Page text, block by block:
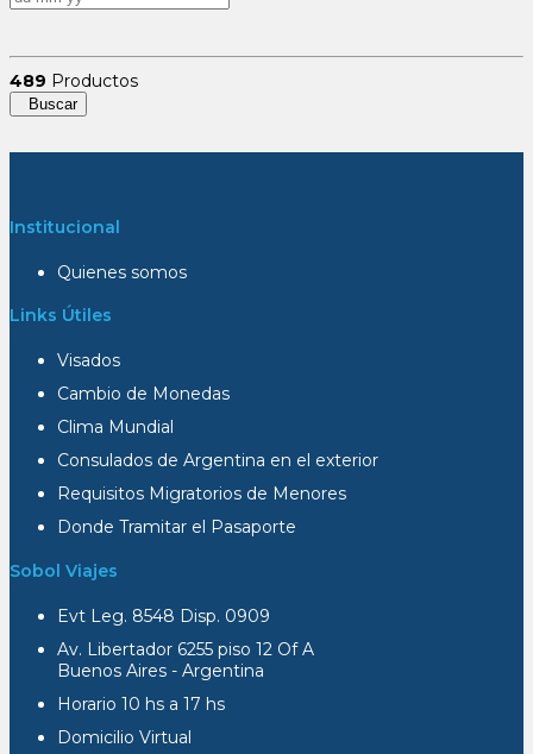
489 Productos
Buscar
Institucional
Quienes somos
Links Útiles
Visados
Cambio de Monedas
Clima Mundial
Consulados de Argentina en el exterior
Requisitos Migratorios de Menores
Donde Tramitar el Pasaporte
Sobol Viajes
Evt Leg. 8548 Disp. 0909
Av. Libertador 6255 piso 12 Of A
Buenos Aires - Argentina
Horario 10 hs a 17 hs
Domicilio Virtual